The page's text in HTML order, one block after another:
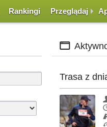
Rankingi Przeglądaj
Trasa z